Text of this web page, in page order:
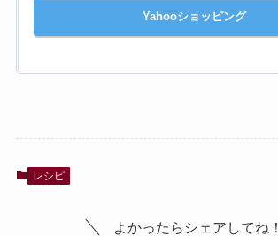
Yahooショッピング
レシピ
よかったらシェアしてね！